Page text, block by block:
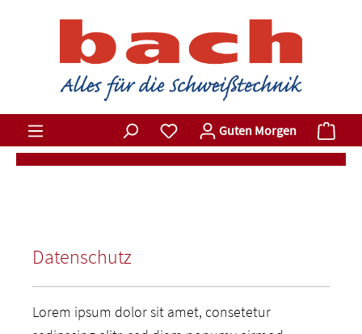
Zum Hauptinhalt springen
Du hast 0 Produkte auf dem
Guten Morgen
Datenschutz
Lorem ipsum dolor sit amet, consetetur